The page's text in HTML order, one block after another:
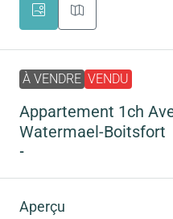
À VENDRE VENDU
Appartement 1ch
Watermael-Boitsfort
-
Aperçu